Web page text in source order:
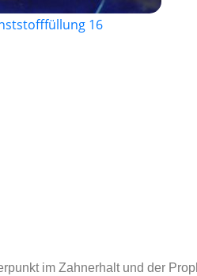
16
im Zahnerhalt und der